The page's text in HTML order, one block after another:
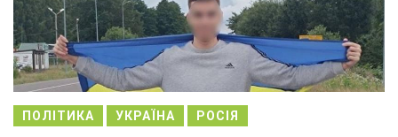
ПОЛІТИКА УКРАЇНА РОСІЯ